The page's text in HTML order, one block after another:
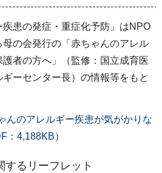
疾患の発症・重症化予防」はNPO
の会発行の「赤ちゃんのアレル
者の方へ」（監修：国立成育医
ーセンター長）の情報等をもと
んのアレルギー疾患が気がかりな
：4,188KB）
するリーフレット